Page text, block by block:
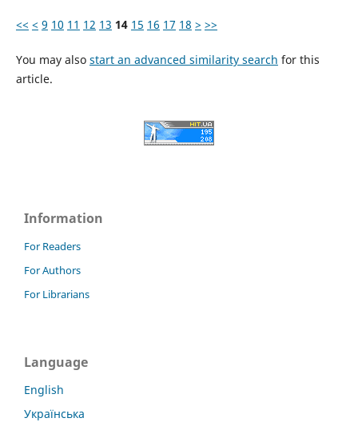
<< < 9 10 11 12 13 14 15 16 17 18 > >>
You may also start an advanced similarity search for this
article.
Information
For Readers
For Authors
For Librarians
Language
English
Українська